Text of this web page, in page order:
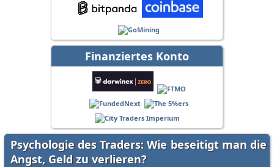
Finanziertes Konto
Psychologie des Traders: Wie beseitigt man die
Angst, Geld zu verlieren?